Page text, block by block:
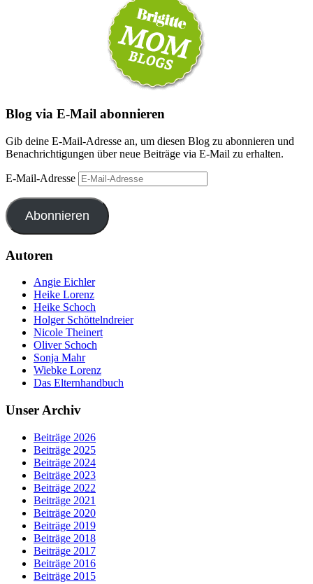
Blog via E-Mail abonnieren
Gib deine E-Mail-Adresse an, um diesen Blog zu abonnieren und
Benachrichtigungen über neue Beiträge via E-Mail zu erhalten.
E-Mail-Adresse
Abonnieren
Autoren
Angie Eichler
Heike Lorenz
Heike Schoch
Holger Schöttelndreier
Nicole Theinert
Oliver Schoch
Sonja Mahr
Wiebke Lorenz
Das Elternhandbuch
Unser Archiv
Beiträge 2026
Beiträge 2025
Beiträge 2024
Beiträge 2023
Beiträge 2022
Beiträge 2021
Beiträge 2020
Beiträge 2019
Beiträge 2018
Beiträge 2017
Beiträge 2016
Beiträge 2015